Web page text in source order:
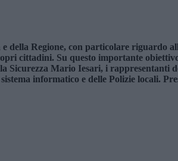
Regione, con particolare riguardo
cittadini. Su questo importante
Sicurezza Mario Iesari, i
informatico e delle Polizie locali.